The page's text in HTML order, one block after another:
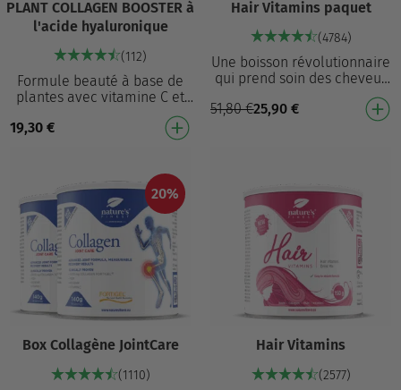
PLANT COLLAGEN BOOSTER à
l'acide hyaluronique
(112)
Formule beauté à base de
plantes avec vitamine C et
Alternative végétale :
parfaite pour un mode de …
19,30€
Hair Vitamins paquet
(4784)
Une boisson révolutionnaire
qui prend soin des cheveux
de l'intérieur vers l'extérieur!
Contribue à maintenir des
51,80€25,90€
20%
Box Collagène JointCare
(1110)
Hair Vitamins
(2577)